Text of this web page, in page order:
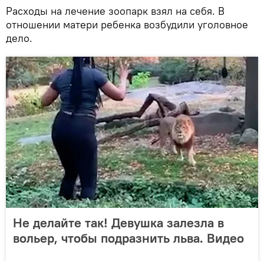
Расходы на лечение зоопарк взял на себя. В
отношении матери ребенка возбудили уголовное
дело.
Не делайте так! Девушка залезла в
вольер, чтобы подразнить льва. Видео